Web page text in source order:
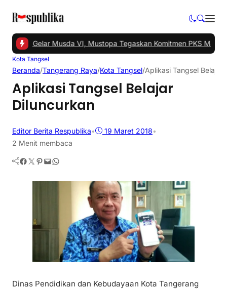
Gelar Musda VI, Mustopa Tegaskan Komitmen PKS Majukan
Kota Tangsel
Beranda/Tangerang Raya/Kota Tangsel/Aplikasi Tangsel Belajar
Aplikasi Tangsel Belajar
Diluncurkan
Editor Berita Respublika• 19 Maret 2018•
2 Menit membaca
Facebook Twitter Pinterest Mail WhatsApp
Dinas Pendidikan dan Kebudayaan Kota Tangerang